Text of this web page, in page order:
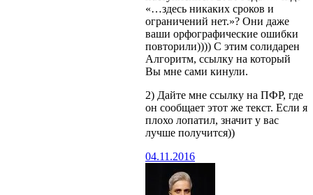
«…здесь никаких сроков и
ограничений нет.»? Они даже
ваши орфографические ошибки
повторили)))) С этим солидарен
Алгоритм, ссылку на который
Вы мне сами кинули.
2) Дайте мне ссылку на ПФР, где
он сообщает этот же текст. Если я
плохо лопатил, значит у вас
лучше получится))
04.11.2016